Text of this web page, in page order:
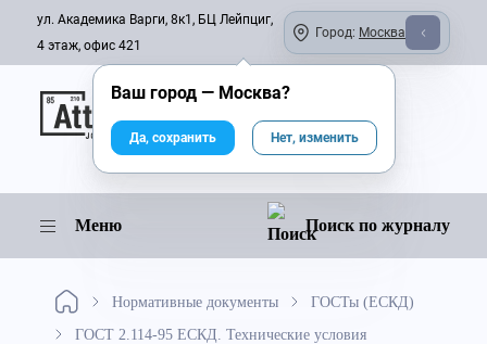
ул. Академика Варги, 8к1, БЦ Лейпциг,
4 этаж, офис 421
Город: Москва
Онлайн-журнал
Меню Поиск по журналу
Нормативные документы
ГОСТы (ЕСКД)
ГОСТ 2.114-95 ЕСКД. Технические условия
Ваш город — Москва?
Да, сохранить Нет, изменить